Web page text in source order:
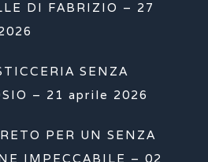
DI FABRIZIO – 27
SENZA
– 21 aprile 2026
PER UN SENZA
IMPECCABILE – 02